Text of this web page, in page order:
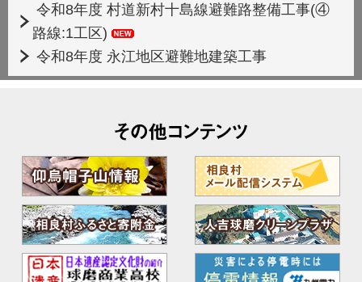
令和8年度 村道新村十島線避難路整備工事(④
路線:1工区)
令和8年度 永江地区避難地建築工事